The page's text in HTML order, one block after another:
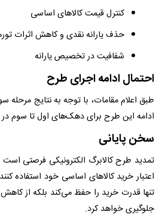
کنترل قیمت کالاهای اساسی
حذف یارانه نقدی و کاهش اثرات
شفافیت در تخصیص یارانه
احتمال ادامه اجرای طرح
طبق اعلام مقامات، با توجه به نتایج مرحله
ادامه این طرح برای دهک‌های اول تا سوم در
سخن پایانی
تمدید طرح کالابرگ الکترونیکی فرصتی است
اعتبار خرید کالاهای اساسی خود استفاده
تنها قدرت خرید را حفظ می‌کند بلکه از کاهش
جلوگیری خواهد کرد.